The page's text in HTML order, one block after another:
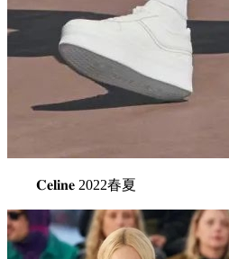
𝐂𝐞𝐥𝐢𝐧𝐞 2022春夏